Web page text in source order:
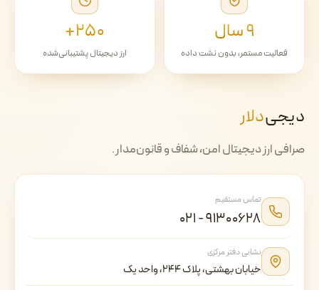
۹ سال
فعالیت مستمر، بدون نشت داده
۲۵۰+
ارز دیجیتال پشتیبانی‌شده
دیجی‌دلار
صرافی ارز دیجیتال امن، شفاف و قانون‌مدار.
تماس مستقیم
۰۲۱ - ۹۱۳۰۰۶۲۸
نشانی دفتر مرکزی
خیابان بهشتی، پلاک ۲۴۴، واحد یک